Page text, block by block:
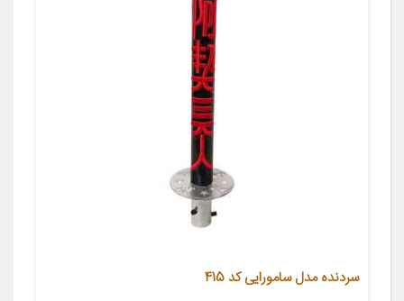
سردنده مدل سامورایی کد 415